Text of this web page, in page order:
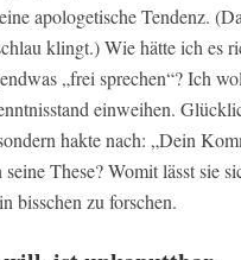
apologetische Tendenz.
klingt.) Wie hätte ich es
„frei sprechen“? Ich
einweihen.
hakte nach: „Dein
These? Womit lässt sie
bisschen zu forschen.